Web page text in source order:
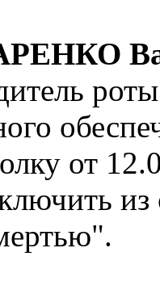
роты
от
из